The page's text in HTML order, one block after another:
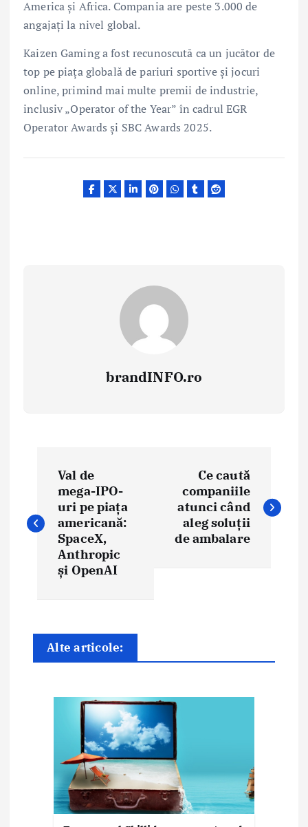
America și Africa. Compania are peste 3.000 de
angajați la nivel global.
Kaizen Gaming a fost recunoscută ca un jucător de
top pe piața globală de pariuri sportive și jocuri
online, primind mai multe premii de industrie,
inclusiv „Operator of the Year” în cadrul EGR
Operator Awards și SBC Awards 2025.
brandINFO.ro
v
Val de
mega-IPO-
uri pe piața
americană:
SpaceX,
Anthropic
și OpenAI
Ce caută
companiile
atunci când
aleg soluții
de ambalare
Alte articole: